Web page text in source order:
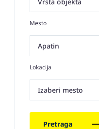
Mesto
Lokacija
Izaberi mesto
Pretraga